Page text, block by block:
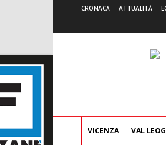
CRONACA ATTUALITÀ
VICENZA VAL